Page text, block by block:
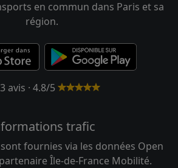
en commun dans Paris et sa
région.
avis · 4.8/5
trafic
fournies via les données Open
Île-de-France Mobilité.